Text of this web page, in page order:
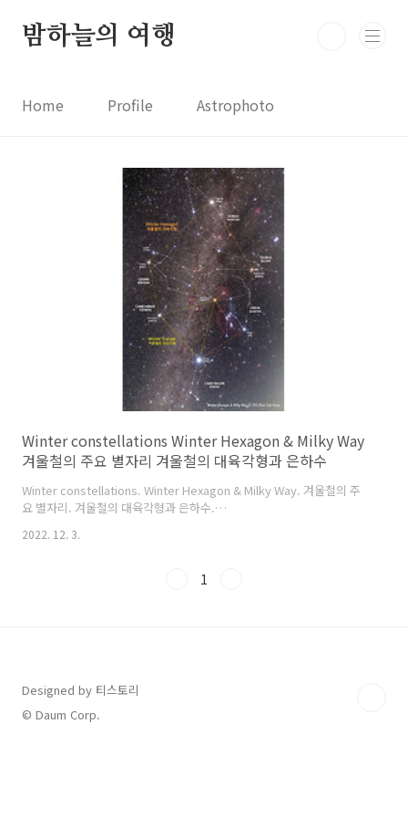
밤하늘의 여행
Home Profile Astrophoto
Comet News Astro Video
Astrophotography
Winter constellations Winter Hexagon & Milky Way
겨울철의 주요 별자리 겨울철의 대육각형과 은하수
Winter constellations. Winter Hexagon & Milky Way. 겨울철의 주
요 별자리. 겨울철의 대육각형과 은하수.
http://cometsky.com/astrophotos/
2022. 12. 3.
1
Designed by 티스토리
© Daum Corp.